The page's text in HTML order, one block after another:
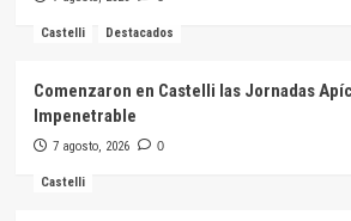
Castelli Destacados
Comenzaron en Castelli las Jornadas
Impenetrable
7 agosto, 2026 0
Castelli